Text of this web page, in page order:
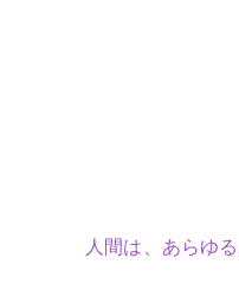
人間は、あらゆ